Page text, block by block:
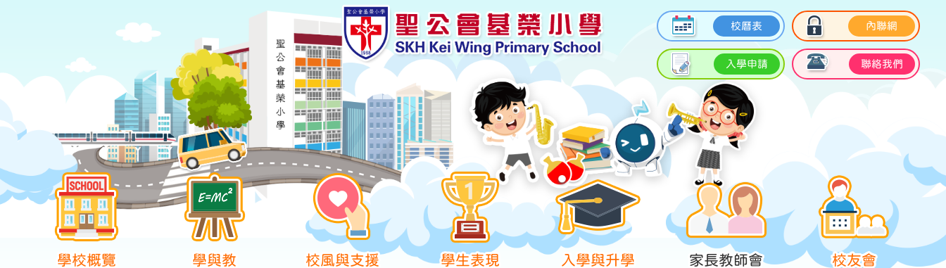
校曆表 內聯網
入學申請 聯絡我們
學校概覽 學與教 校風與支援 學生表現 入學與升學 家長教師會 校友會